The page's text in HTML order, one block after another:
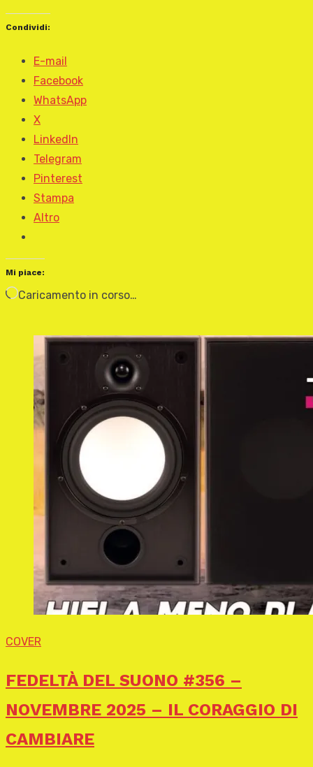
Condividi:
E-mail
Facebook
WhatsApp
X
LinkedIn
Telegram
Pinterest
Stampa
Altro
Mi piace:
Caricamento in corso…
COVER
FEDELTÀ DEL SUONO #356 –
NOVEMBRE 2025 – IL CORAGGIO DI
CAMBIARE